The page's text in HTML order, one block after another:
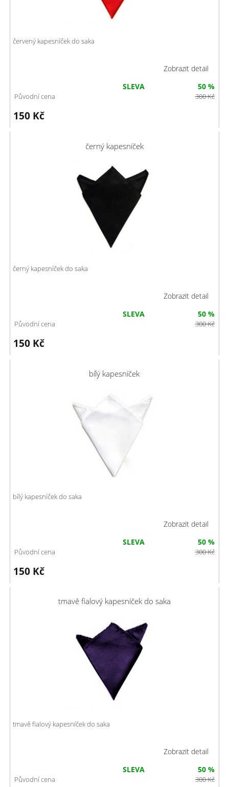
červený kapesníček do saka
Zobrazit detail
150 Kč
SLEVA 50 %
Původní cena 300Kč
černý kapesníček
černý kapesníček do saka
Zobrazit detail
150 Kč
SLEVA 50 %
Původní cena 300Kč
bílý kapesníček
bílý kapesníček do saka
Zobrazit detail
150 Kč
SLEVA 50 %
Původní cena 300Kč
tmavě fialový kapesníček do saka
tmavě fialový kapesníček do saka
Zobrazit detail
SLEVA 50 %
Původní cena 300Kč